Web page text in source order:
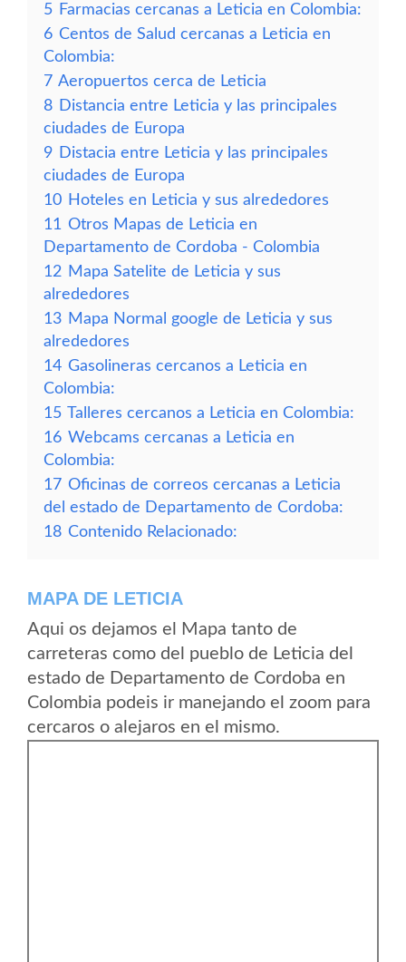
5 Farmacias cercanas a Leticia en Colombia:
6 Centos de Salud cercanas a Leticia en
Colombia:
7 Aeropuertos cerca de Leticia
8 Distancia entre Leticia y las principales
ciudades de Europa
9 Distacia entre Leticia y las principales
ciudades de Europa
10 Hoteles en Leticia y sus alrededores
11 Otros Mapas de Leticia en
Departamento de Cordoba - Colombia
12 Mapa Satelite de Leticia y sus
alrededores
13 Mapa Normal google de Leticia y sus
alrededores
14 Gasolineras cercanos a Leticia en
Colombia:
15 Talleres cercanos a Leticia en Colombia:
16 Webcams cercanas a Leticia en
Colombia:
17 Oficinas de correos cercanas a Leticia
del estado de Departamento de Cordoba:
18 Contenido Relacionado:
MAPA DE LETICIA
Aqui os dejamos el Mapa tanto de
carreteras como del pueblo de Leticia del
estado de Departamento de Cordoba en
Colombia podeis ir manejando el zoom para
cercaros o alejaros en el mismo.